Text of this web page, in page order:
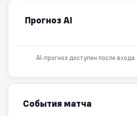
Прогноз AI
AI-прогноз доступен после
События матча